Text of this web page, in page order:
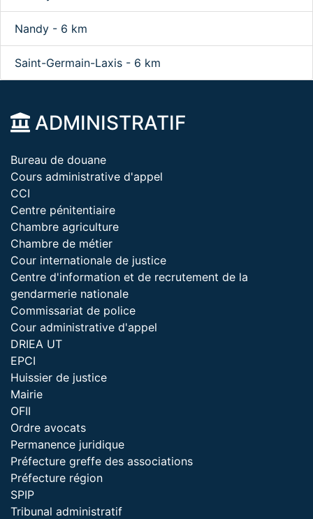
Nandy - 6 km
Saint-Germain-Laxis - 6 km
ADMINISTRATIF
Bureau de douane
Cours administrative d'appel
CCI
Centre pénitentiaire
Chambre agriculture
Chambre de métier
Cour internationale de justice
Centre d'information et de recrutement de la
gendarmerie nationale
Commissariat de police
Cour administrative d'appel
DRIEA UT
EPCI
Huissier de justice
Mairie
OFII
Ordre avocats
Permanence juridique
Préfecture greffe des associations
Préfecture région
SPIP
Tribunal administratif